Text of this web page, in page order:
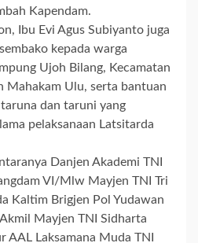
Kapendam.
Ibu Evi Agus Subiyanto juga
kepada warga
Ujoh Bilang, Kecamatan
Mahakam Ulu, serta bantuan
dan taruni yang
pelaksanaan Latsitarda
Danjen Akademi TNI
VI/Mlw Mayjen TNI Tri
Kaltim Brigjen Pol Yudawan
Mayjen TNI Sidharta
Laksamana Muda TNI